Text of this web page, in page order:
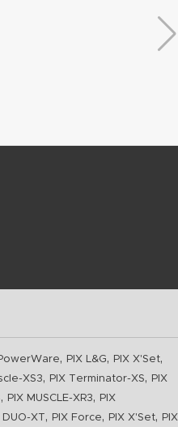
, PIX L&G, PIX X'Set,
XS3, PIX Terminator-XS,
PIX
, PIX MUSCLE-XR3,
PIX
DUO-XT , PIX Force, PIX X'Set, PIX